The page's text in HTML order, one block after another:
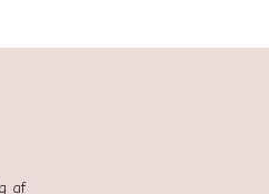
af